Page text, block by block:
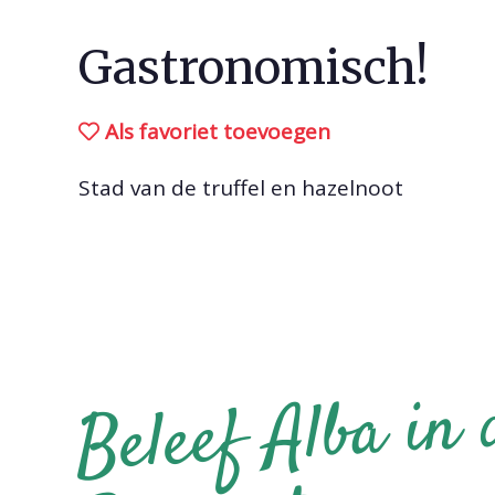
Gastronomisch!
Als favoriet toevoegen
Stad van de truffel en hazelnoot
Beleef Alba in